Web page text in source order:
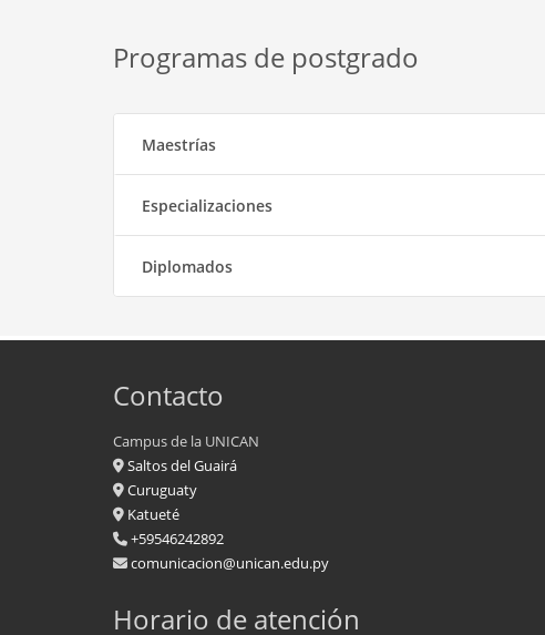
Programas de postgrado
Maestrías
Especializaciones
Diplomados
Contacto
Campus de la UNICAN
Saltos del Guairá
Curuguaty
Katueté
+59546242892
comunicacion@unican.edu.py
Horario de atención